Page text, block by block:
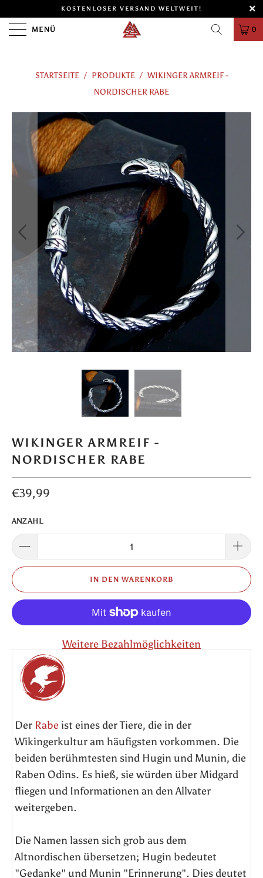
KOSTENLOSER VERSAND WELTWEIT!
MENÜ 0
STARTSEITE / PRODUKTE / WIKINGER ARMREIF -
NORDISCHER RABE
WIKINGER ARMREIF -
NORDISCHER RABE
€39,99
ANZAHL
IN DEN WARENKORB
Weitere Bezahlmöglichkeiten
Der Rabe ist eines der Tiere, die in der
Wikingerkultur am häufigsten vorkommen. Die
beiden berühmtesten sind Hugin und Munin, die
Raben Odins. Es hieß, sie würden über Midgard
fliegen und Informationen an den Allvater
weitergeben.
Die Namen lassen sich grob aus dem
Altnordischen übersetzen; Hugin bedeutet
"Gedanke" und Munin "Erinnerung". Dies deutet